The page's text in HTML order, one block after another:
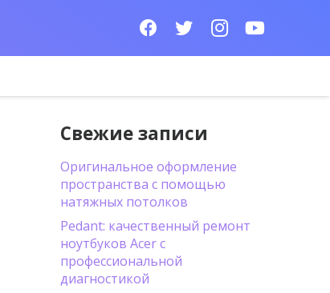
Свежие записи
Оригинальное оформление
пространства с помощью
натяжных потолков
Pedant: качественный ремонт
ноутбуков Acer с
профессиональной
диагностикой